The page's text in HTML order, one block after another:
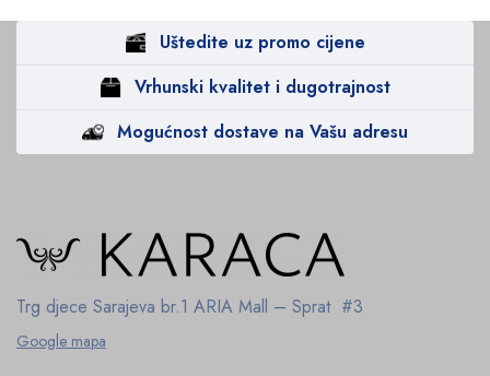
Uštedite uz promo cijene
Vrhunski kvalitet i dugotrajnost
Mogućnost dostave na Vašu adresu
Trg djece Sarajeva br.1 ARIA Mall – Sprat #3
Google mapa